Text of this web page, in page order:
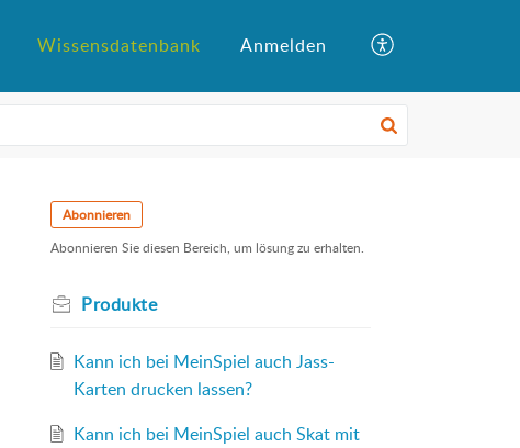
Wissensdatenbank Anmelden
Abonnieren
Abonnieren Sie diesen Bereich, um lösung zu erhalten.
Produkte
Kann ich bei MeinSpiel auch Jass-
Karten drucken lassen?
Kann ich bei MeinSpiel auch Skat mit